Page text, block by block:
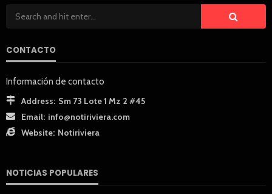
CONTACTO
Información de contacto
Address: Sm 73 Lote 1 Mz 2 #45
Email: info@notiriviera.com
Website: Notiriviera
NOTICIAS POPULARES